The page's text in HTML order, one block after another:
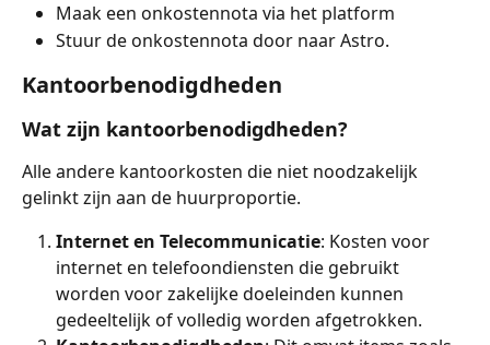
Maak een onkostennota via het platform
Stuur de onkostennota door naar Astro.
Kantoorbenodigdheden
Wat zijn kantoorbenodigdheden?
Alle andere kantoorkosten die niet noodzakelijk
gelinkt zijn aan de huurproportie.
Internet en Telecommunicatie: Kosten voor
internet en telefoondiensten die gebruikt
worden voor zakelijke doeleinden kunnen
gedeeltelijk of volledig worden afgetrokken.